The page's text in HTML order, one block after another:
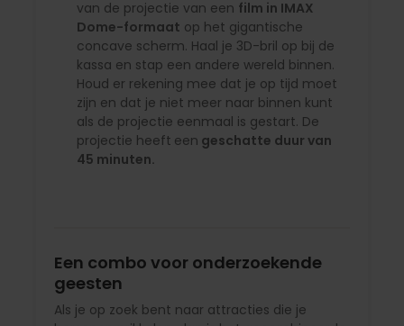
van de projectie van een film in IMAX
Dome-formaat op het gigantische
concave scherm. Haal je 3D-bril op bij de
kassa en stap een andere wereld binnen.
Houd er rekening mee dat je op tijd moet
zijn en dat je niet meer naar binnen kunt
als de projectie eenmaal is gestart. De
projectie heeft een geschatte duur van
45 minuten.
Een combo voor onderzoekende
geesten
Als je op zoek bent naar attracties die je